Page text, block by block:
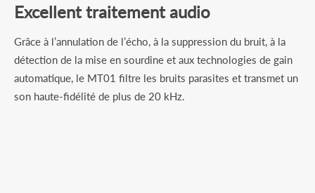
Excellent traitement audio
Grâce à l’annulation de l’écho, à la suppression du bruit, à la
détection de la mise en sourdine et aux technologies de gain
automatique, le MT01 filtre les bruits parasites et transmet un
son haute-fidélité de plus de 20 kHz.